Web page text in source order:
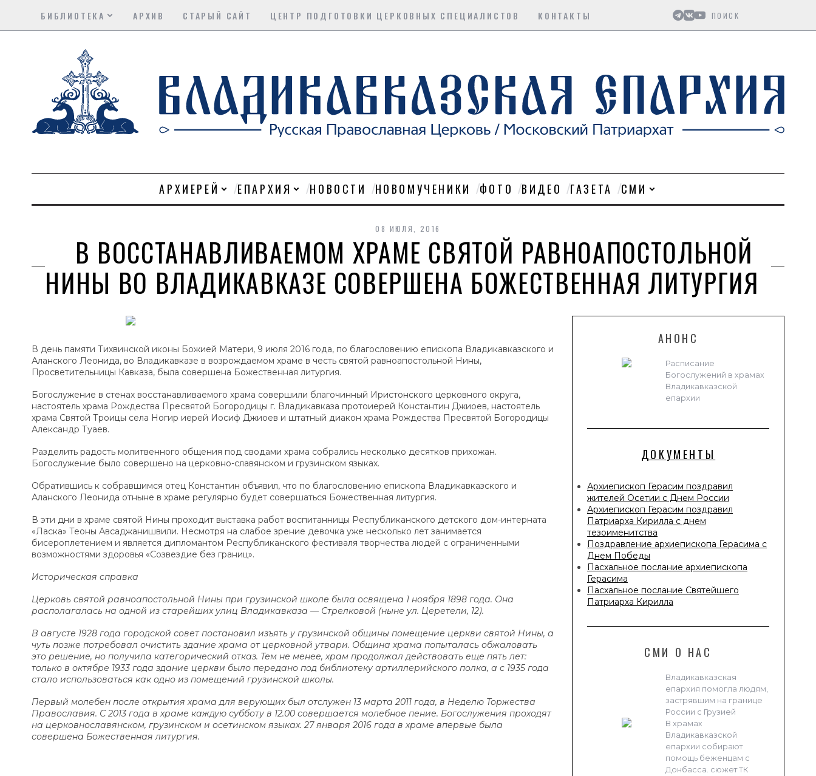
БИБЛИОТЕКА АРХИВ СТАРЫЙ САЙТ ЦЕНТР ПОДГОТОВКИ ЦЕРКОВНЫХ СПЕЦИАЛИСТОВ КОНТАКТЫ
АРХИЕРЕЙ ЕПАРХИЯ НОВОСТИ НОВОМУЧЕНИКИ ФОТО ВИДЕО ГАЗЕТА СМИ
08 ИЮЛЯ, 2016
В ВОССТАНАВЛИВАЕМОМ ХРАМЕ СВЯТОЙ РАВНОАПОСТОЛЬНОЙ
НИНЫ ВО ВЛАДИКАВКАЗЕ СОВЕРШЕНА БОЖЕСТВЕННАЯ ЛИТУРГИЯ
АНОНС
Расписание
Богослужений в храмах
Владикавказской
епархии
ДОКУМЕНТЫ
Архиепископ Герасим поздравил
жителей Осетии с Днем России
Архиепископ Герасим поздравил
Патриарха Кирилла с днем
тезоименитства
Поздравление архиепископа Герасима с
Днем Победы
Пасхальное послание архиепископа
Герасима
Пасхальное послание Святейшего
Патриарха Кирилла
СМИ О НАС
Владикавказская
епархия помогла людям,
застрявшим на границе
России с Грузией
В храмах
Владикавказской
епархии собирают
помощь беженцам с
Донбасса. сюжет ТК
В день памяти Тихвинской иконы Божией Матери, 9 июля 2016 года, по благословению епископа Владикавказского и
Аланского Леонида, во Владикавказе в возрождаемом храме в честь святой равноапостольной Нины,
Просветительницы Кавказа, была совершена Божественная литургия.
Богослужение в стенах восстанавливаемого храма совершили благочинный Иристонского церковного округа,
настоятель храма Рождества Пресвятой Богородицы г. Владикавказа протоиерей Константин Джиоев, настоятель
храма Святой Троицы села Ногир иерей Иосиф Джиоев и штатный диакон храма Рождества Пресвятой Богородицы
Александр Туаев.
Разделить радость молитвенного общения под сводами храма собрались несколько десятков прихожан.
Богослужение было совершено на церковно-славянском и грузинском языках.
Обратившись к собравшимся отец Константин объявил, что по благословению епископа Владикавказского и
Аланского Леонида отныне в храме регулярно будет совершаться Божественная литургия.
В эти дни в храме святой Нины проходит выставка работ воспитанницы Республиканского детского дом-интерната
«Ласка» Теоны Авсаджанишвили. Несмотря на слабое зрение девочка уже несколько лет занимается
бисероплетением и является дипломантом Республиканского фестиваля творчества людей с ограниченными
возможностями здоровья «Созвездие без границ».
Историческая справка
Церковь святой равноапостольной Нины при грузинской школе была освящена 1 ноября 1898 года. Она
располагалась на одной из старейших улиц Владикавказа — Стрелковой (ныне ул. Церетели, 12).
В августе 1928 года городской совет постановил изъять у грузинской общины помещение церкви святой Нины, а
чуть позже потребовал очистить здание храма от церковной утвари. Община храма попыталась обжаловать
это решение, но получила категорический отказ. Тем не менее, храм продолжал действовать еще пять лет:
только в октябре 1933 года здание церкви было передано под библиотеку артиллерийского полка, а с 1935 года
стало использоваться как одно из помещений грузинской школы.
Первый молебен после открытия храма для верующих был отслужен 13 марта 2011 года, в Неделю Торжества
Православия. С 2013 года в храме каждую субботу в 12.00 совершается молебное пение. Богослужения проходят
на церковнославянском, грузинском и осетинском языках. 27 января 2016 года в храме впервые была
совершена Божественная литургия.